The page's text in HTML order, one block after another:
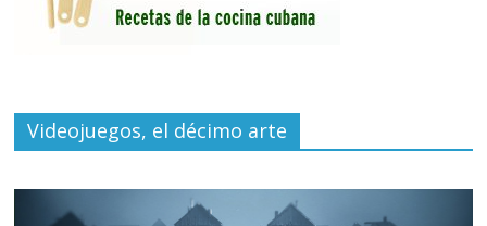
Videojuegos, el décimo arte